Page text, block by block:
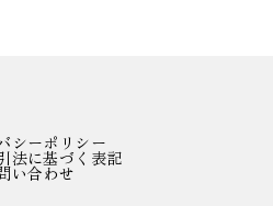
シーポリシー
法に基づく表記
い合わせ